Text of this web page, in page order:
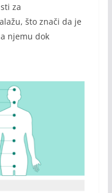
za
što znači da je
njemu dok